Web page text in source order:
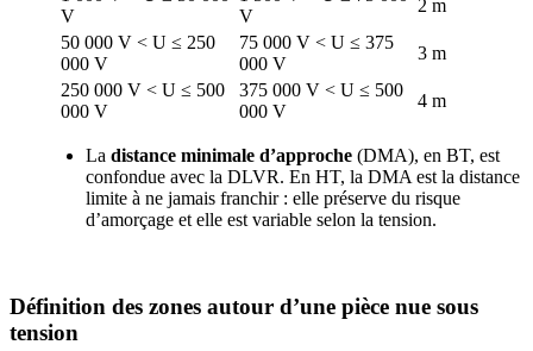
V
V
2 m
50 000 V < U ≤ 250
000 V
75 000 V < U ≤ 375
000 V
3 m
250 000 V < U ≤ 500
000 V
375 000 V < U ≤ 500
000 V
4 m
La distance minimale d’approche (DMA), en BT, est
confondue avec la DLVR. En HT, la DMA est la distance
limite à ne jamais franchir : elle préserve du risque
d’amorçage et elle est variable selon la tension.
Définition des zones autour d’une pièce nue sous
tension